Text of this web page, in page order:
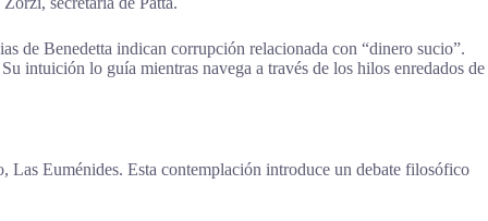
de Benedetta indican corrupción relacionada con “dinero sucio”.
intuición lo guía mientras navega a través de los hilos enredados de
Las Euménides. Esta contemplación introduce un debate filosófico